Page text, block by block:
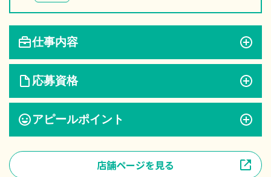
仕事内容
応募資格
アピールポイント
店舗ページを見る